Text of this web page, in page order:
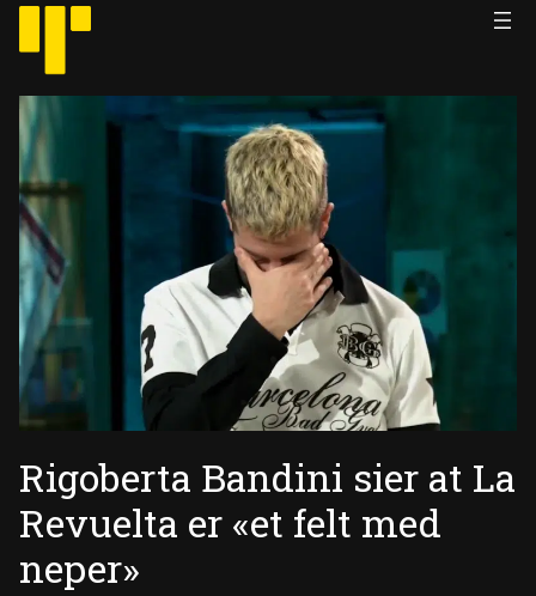
Hopp
innhold
Rigoberta Bandini sier at La
Revuelta er «et felt med
neper»